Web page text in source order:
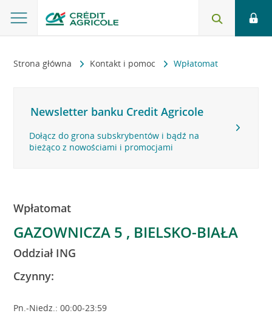
Strona główna Kontakt i pomoc Wpłatomat
Newsletter banku Credit Agricole
Dołącz do grona subskrybentów i bądź na
bieżąco z nowościami i promocjami
Wpłatomat
GAZOWNICZA 5 , BIELSKO-BIAŁA
Oddział ING
Czynny:
Pn.-Niedz.: 00:00-23:59